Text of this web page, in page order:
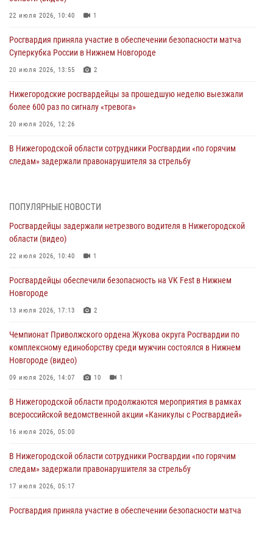
22 июля 2026, 10:40 1
Росгвардия приняла участие в обеспечении безопасности матча
Суперкубка России в Нижнем Новгороде
20 июля 2026, 13:55 2
Нижегородские росгвардейцы за прошедшую неделю выезжали
более 600 раз по сигналу «тревога»
20 июля 2026, 12:26
В Нижегородской области сотрудники Росгвардии «по горячим
следам» задержали правонарушителя за стрельбу
В Нижегородской области продолжаются мероприятия в рамках
16 июля 2026, 05:00
Росгвардейцы обеспечили безопасность на VK Fest в Нижнем
13 июля 2026, 17:13
Нижегородские росгвардейцы за прошедшую неделю выезжали
13 июля 2026, 06:45
Росгвардейцы предотвратили серию краж в Нижнем Новгороде
10 июля 2026, 09:38
ПОПУЛЯРНЫЕ НОВОСТИ
Росгвардейцы задержали нетрезвого водителя в Нижегородской
области (видео)
22 июля 2026, 10:40 1
Росгвардейцы обеспечили безопасность на VK Fest в Нижнем
Новгороде
13 июля 2026, 17:13 2
Чемпионат Приволжского ордена Жукова округа Росгвардии по
комплексному единоборству среди мужчин состоялся в Нижнем
Новгороде (видео)
09 июля 2026, 14:07 10 1
В Нижегородской области продолжаются мероприятия в рамках
всероссийской ведомственной акции «Каникулы с Росгвардией»
16 июля 2026, 05:00
В Нижегородской области сотрудники Росгвардии «по горячим
следам» задержали правонарушителя за стрельбу
17 июля 2026, 05:17
Росгвардия приняла участие в обеспечении безопасности матча